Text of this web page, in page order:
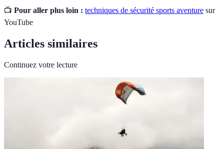
📺 Pour aller plus loin : techniques de sécurité sports aventure sur
YouTube
Articles similaires
Continuez votre lecture